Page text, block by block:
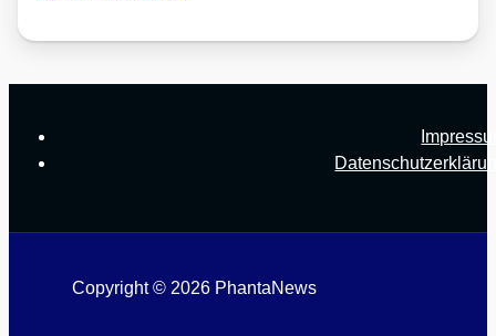
Copyright © 2026 PhantaNews